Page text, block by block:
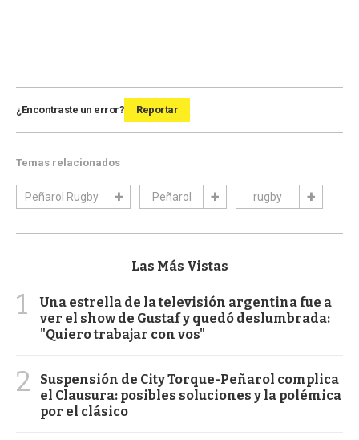
¿Encontraste un error? Reportar
Temas relacionados
Peñarol Rugby Peñarol rugby
Las Más Vistas
1
Una estrella de la televisión argentina fue a
ver el show de Gustaf y quedó deslumbrada:
"Quiero trabajar con vos"
2
Suspensión de City Torque-Peñarol complica
el Clausura: posibles soluciones y la polémica
por el clásico